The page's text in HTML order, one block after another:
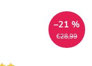
€28,99
–21 %